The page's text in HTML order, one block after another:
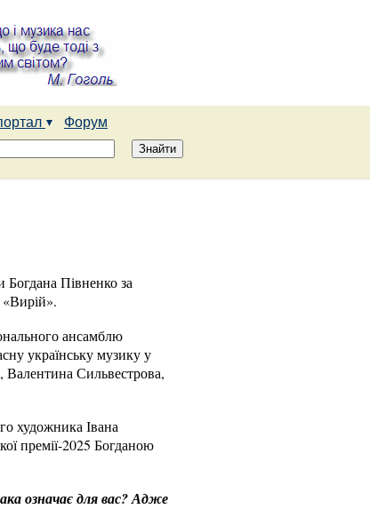
Форум
Півненко за
ансамблю
українську музику у
Валентина Сильвестрова,
художника Івана
премії-2025 Богданою
означає для вас? Адже